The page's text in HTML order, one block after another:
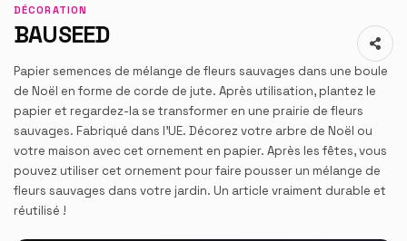
DÉCORATION
BAUSEED
Papier semences de mélange de fleurs sauvages dans une boule
de Noël en forme de corde de jute. Après utilisation, plantez le
papier et regardez-la se transformer en une prairie de fleurs
sauvages. Fabriqué dans l'UE. Décorez votre arbre de Noël ou
votre maison avec cet ornement en papier. Après les fêtes, vous
pouvez utiliser cet ornement pour faire pousser un mélange de
fleurs sauvages dans votre jardin. Un article vraiment durable et
réutilisé !